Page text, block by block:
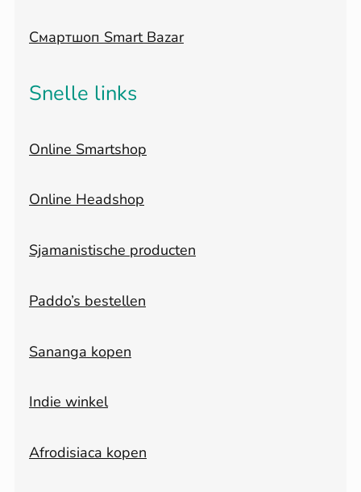
Смартшоп Smart Bazar
Snelle links
Online Smartshop
Online Headshop
Sjamanistische producten
Paddo’s bestellen
Sananga kopen
Indie winkel
Afrodisiaca kopen